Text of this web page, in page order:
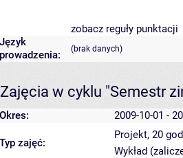
zobacz reguły punktacji
Język
prowadzenia:
(brak danych)
Zajęcia w cyklu "Semestr
Okres: 2009-10-01 -
Typ zajęć:
Projekt, 20
Wykład